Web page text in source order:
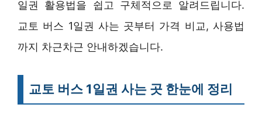
일권 활용법을 쉽고 구체적으로 알려드립니다.
교토 버스 1일권 사는 곳부터 가격 비교, 사용법
까지 차근차근 안내하겠습니다.
교토 버스 1일권 사는 곳 한눈에 정리